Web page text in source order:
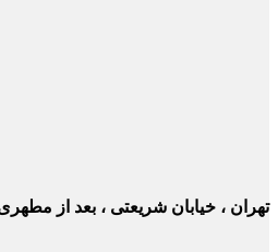
، خیابان شریعتی ، بعد از مطهری ،